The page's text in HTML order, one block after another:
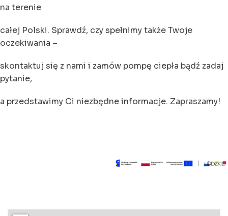
na terenie
całej Polski. Sprawdź, czy spełnimy także Twoje
oczekiwania –
skontaktuj się z nami i zamów pompę ciepła bądź zadaj
pytanie,
a przedstawimy Ci niezbędne informacje. Zapraszamy!